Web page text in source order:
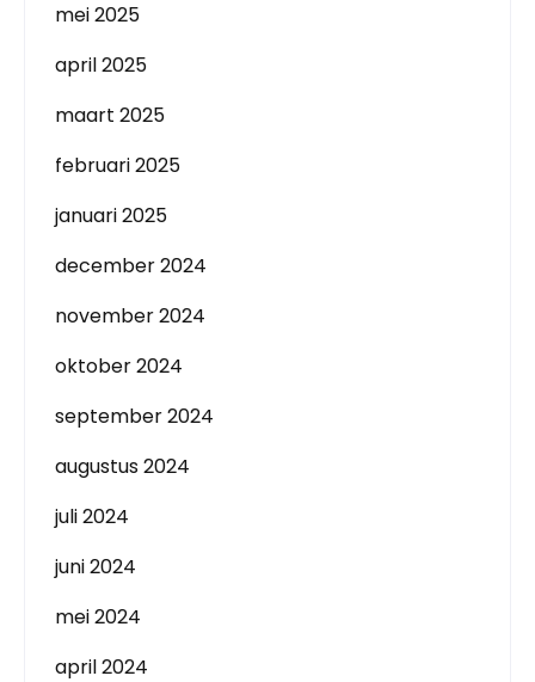
mei 2025
april 2025
maart 2025
februari 2025
januari 2025
december 2024
november 2024
oktober 2024
september 2024
augustus 2024
juli 2024
juni 2024
mei 2024
april 2024